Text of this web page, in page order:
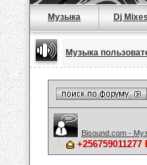
Музыка Dj Mixes
Музыка
Bisound.com -